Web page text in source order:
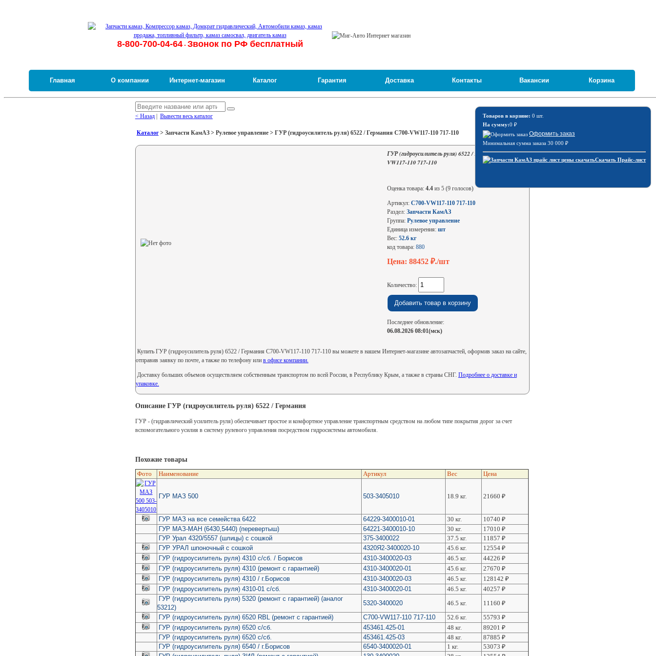
8-800-700-04-64- Звонок по РФ бесплатный
Главная О компании Интернет-магазин Каталог Гарантия Доставка Контакты Вакансии Корзина
Товаров в корзине: 0 шт.
На сумму:0 ₽
Оформить заказ
Минимальная сумма заказа 30 000 ₽
Скачать Прайс-лист
< Назад| Вывести весь каталог
Каталог> Запчасти КамАЗ > Рулевое управление > ГУР (гидроусилитель руля) 6522 / Германия С700-VW117-110 717-110
ГУР (гидроусилитель руля) 6522 / Германия С700-
VW117-110 717-110
Оценка товара: 4.4из 5 (9 голосов)
Артикул: С700-VW117-110 717-110
Раздел: Запчасти КамАЗ
Группа: Рулевое управление
Единица измерения: шт
Вес: 52.6 кг
код товара: 880
Цена: 88452 ₽./шт
Количество:
Последнее обновление:
06.08.2026 08:01(мск)
Купить ГУР (гидроусилитель руля) 6522 / Германия С700-VW117-110 717-110 вы можете в нашем Интернет-магазине автозапчастей, оформив заказ на сайте,
отправив заявку по почте, а также по телефону или в офисе компании.
Доставку больших объемов осуществляем собственным транспортом по всей России, в Республику Крым, а также в страны СНГ. Подробнее о доставке и
упаковке.
Описание ГУР (гидроусилитель руля) 6522 / Германия
ГУР - (гидравлический усилитель руля) обеспечивает простое и комфортное управление транспортным средством на любом типе покрытия дорог за счет
вспомогательного усилия в систему рулевого управления посредством гидросистемы автомобиля.
Похожие товары
Фото Наименование Артикул Вес Цена
ГУР МАЗ 500 503-3405010 18.9 кг. 21660 ₽
ГУР МАЗ на все семейства 6422 64229-3400010-01 30 кг. 10740 ₽
ГУР МАЗ-МАН (6430,5440) (перевертыш)
64221-3400010-10 30 кг. 17010 ₽
ГУР Урал 4320/5557 (шлицы) с сошкой
375-3400022 37.5 кг. 11857 ₽
ГУР УРАЛ шпоночный с сошкой
4320Я2-3400020-10 45.6 кг. 12554 ₽
ГУР (гидроусилитель руля) 4310 с/сб. / Борисов
4310-3400020-03 46.5 кг. 44226 ₽
ГУР (гидроусилитель руля) 4310 (ремонт с гарантией)
4310-3400020-01 45.6 кг. 27670 ₽
ГУР (гидроусилитель руля) 4310 / г.Борисов
4310-3400020-03 46.5 кг. 128142 ₽
ГУР (гидроусилитель руля) 4310-01 с/сб.
4310-3400020-01 46.5 кг. 40257 ₽
ГУР (гидроусилитель руля) 5320 (ремонт с гарантией) (аналог
53212)
5320-3400020 46.5 кг. 11160 ₽
ГУР (гидроусилитель руля) 6520 RBL (ремонт с гарантией)
C700-VW117-110 717-110 52.6 кг. 55793 ₽
ГУР (гидроусилитель руля) 6520 с/сб.
453461.425-01 48 кг. 89201 ₽
ГУР (гидроусилитель руля) 6520 с/сб.
453461.425-03 48 кг. 87885 ₽
ГУР (гидроусилитель руля) 6540 / г.Борисов
6540-3400020-01 1 кг. 53073 ₽